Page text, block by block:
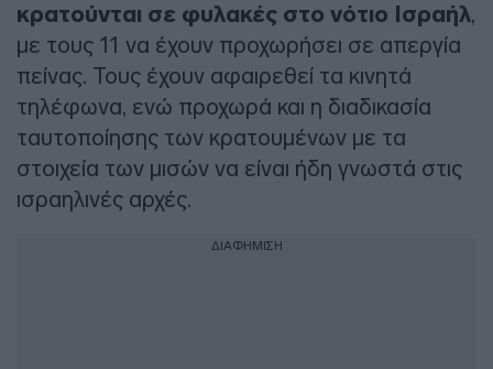
κρατούνται σε φυλακές στο νότιο Ισραήλ,
με τους 11 να έχουν προχωρήσει σε απεργία
πείνας. Τους έχουν αφαιρεθεί τα κινητά
τηλέφωνα, ενώ προχωρά και η διαδικασία
ταυτοποίησης των κρατουμένων με τα
στοιχεία των μισών να είναι ήδη γνωστά στις
ισραηλινές αρχές.
ΔΙΑΦΗΜΙΣΗ